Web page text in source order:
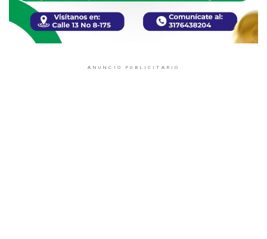
ANUNCIO PUBLICITARIO